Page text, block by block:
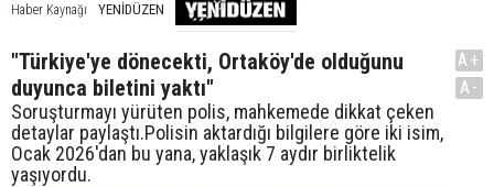
Haber Kaynağı YENİDÜZEN
"Türkiye'ye dönecekti, Ortaköy'de olduğunu
duyunca biletini yaktı"
Soruşturmayı yürüten polis, mahkemede dikkat çeken
detaylar paylaştı.Polisin aktardığı bilgilere göre iki isim,
Ocak 2026'dan bu yana, yaklaşık 7 aydır birliktelik
yaşıyordu.
A+
A-